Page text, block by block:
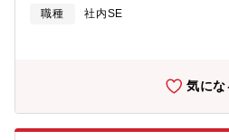
り受け、長崎造船所と命名して造船
1884年に創業した同社は発電プラン
て、社会を牽引しております。・
年～1年後の業務イメージ】各事業部
み化を進め、人材育成施策の実行に
来的に自律した体制を築いていくこ
ョンの特徴】・本社IT企画部はプロ
部隊ではなく、経営への報告やリス
ロジェクト全体を通した事業部門へ
職種
社内SE
気にな